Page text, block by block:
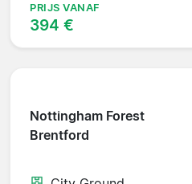
PRIJS VANAF
394 €
Nottingham Forest
Brentford